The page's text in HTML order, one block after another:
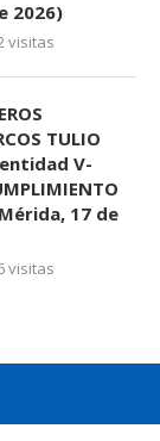
2026)
visitas
TULIO
V-
17 de
visitas